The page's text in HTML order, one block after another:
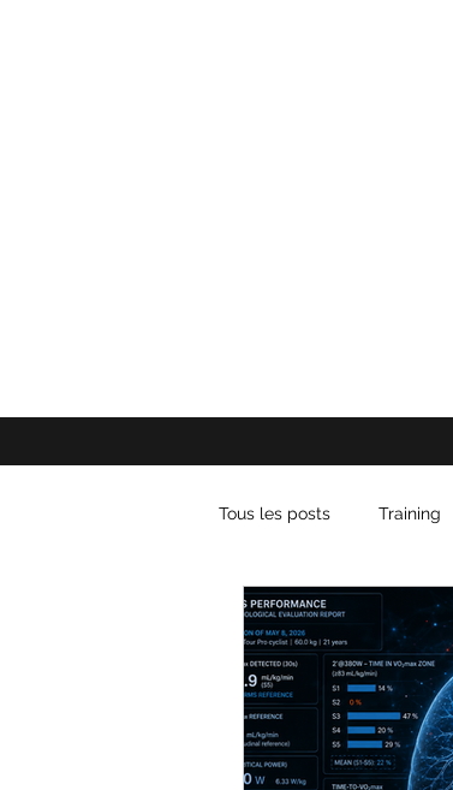
Tous les posts Training
charge d'entrainement
VO2 max